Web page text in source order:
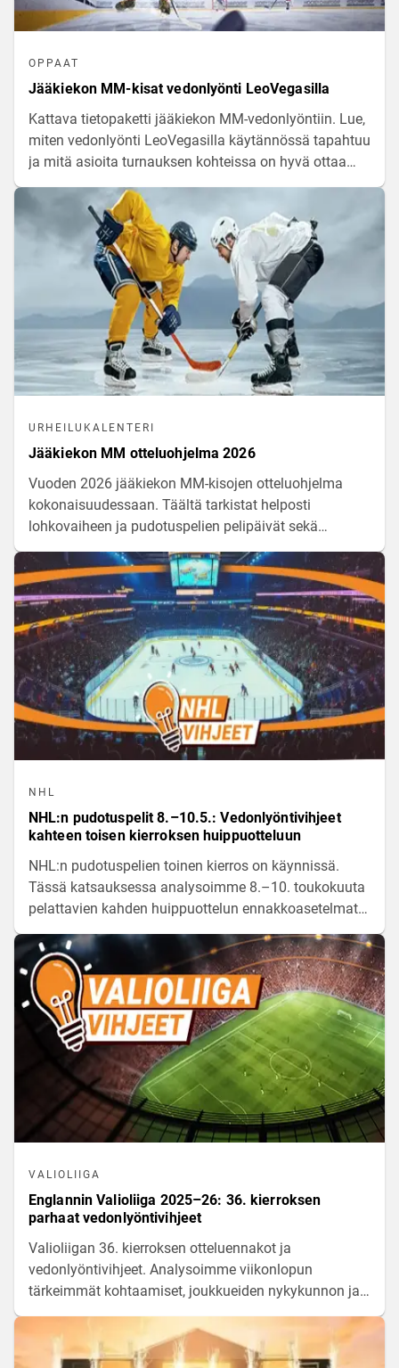
OPPAAT
Jääkiekon MM-kisat vedonlyönti LeoVegasilla
Kattava tietopaketti jääkiekon MM-vedonlyöntiin. Lue,
miten vedonlyönti LeoVegasilla käytännössä tapahtuu
ja mitä asioita turnauksen kohteissa on hyvä ottaa
URHEILUKALENTERI
Jääkiekon MM otteluohjelma 2026
Vuoden 2026 jääkiekon MM-kisojen otteluohjelma
kokonaisuudessaan. Täältä tarkistat helposti
lohkovaiheen ja pudotuspelien pelipäivät sekä
NHL
NHL:n pudotuspelit 8.–10.5.: Vedonlyöntivihjeet
kahteen toisen kierroksen huippuotteluun
NHL:n pudotuspelien toinen kierros on käynnissä.
Tässä katsauksessa analysoimme 8.–10. toukokuuta
pelattavien kahden huippuottelun ennakkoasetelmat
VALIOLIIGA
Englannin Valioliiga 2025–26: 36. kierroksen
parhaat vedonlyöntivihjeet
Valioliigan 36. kierroksen otteluennakot ja
vedonlyöntivihjeet. Analysoimme viikonlopun
tärkeimmät kohtaamiset, joukkueiden nykykunnon ja